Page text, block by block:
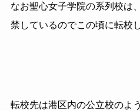
なお聖心女子学院の系列校は
禁しているのでこの頃に転校
転校先は港区内の公立校のよ